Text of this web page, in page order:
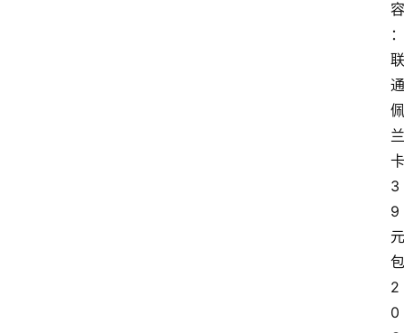
容
：
联
通
佩
兰
卡
3
9
元
包
2
0